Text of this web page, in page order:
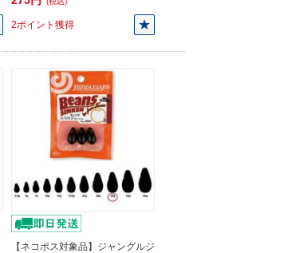
2ポイント獲得
【ネコポス対象品】ジャングルジ